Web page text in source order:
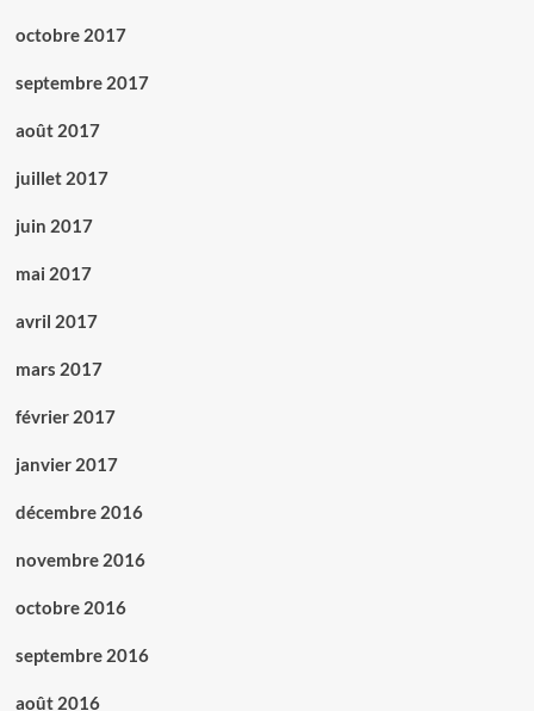
octobre 2017
septembre 2017
août 2017
juillet 2017
juin 2017
mai 2017
avril 2017
mars 2017
février 2017
janvier 2017
décembre 2016
novembre 2016
octobre 2016
septembre 2016
août 2016